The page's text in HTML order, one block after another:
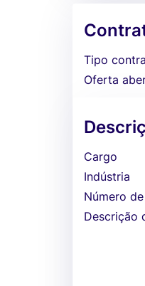
Tipo
Oferta
Cargo
Indústria
Número
Descrição